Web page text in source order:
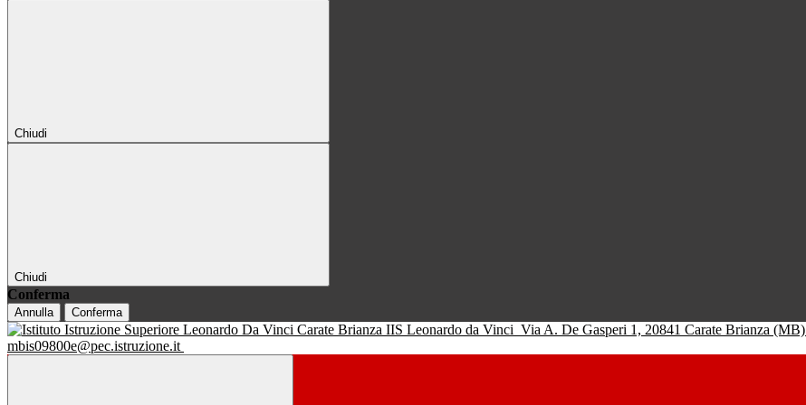
Chiudi
Chiudi
Conferma
Annulla Conferma
IIS Leonardo da Vinci Via A. De Gasperi 1, 20841 Carate Brianza (MB)
mbis09800e@pec.istruzione.it